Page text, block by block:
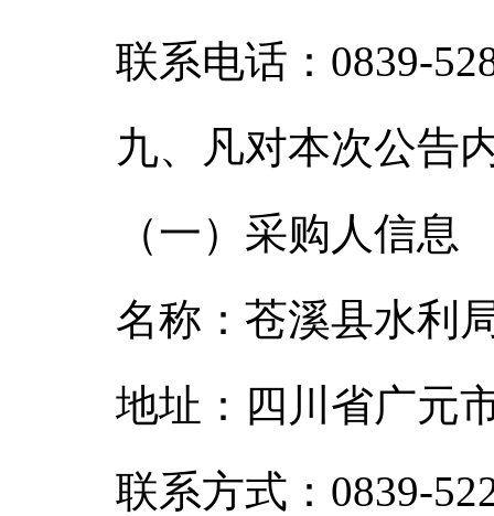
联系电话：0839-
九、凡对本次公告
（一）采购人信息
名称：苍溪县水利
地址：四川省广元
联系方式：0839-